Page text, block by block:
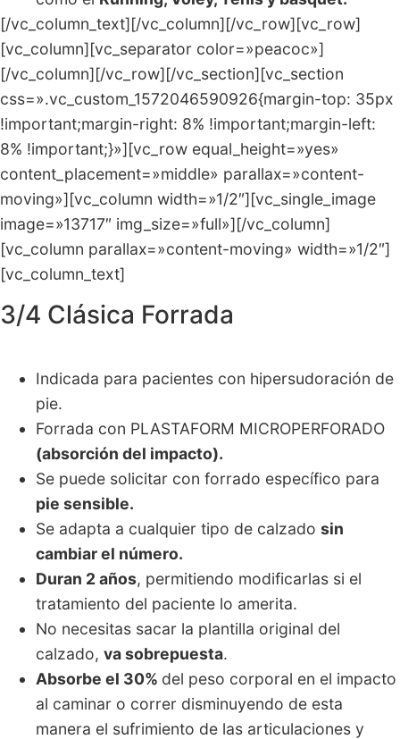
[/vc_column_text][/vc_column][/vc_row][vc_row]
[vc_column][vc_separator color=»peacoc»]
[/vc_column][/vc_row][/vc_section][vc_section
css=».vc_custom_1572046590926{margin-top: 35px
!important;margin-right: 8% !important;margin-left:
8% !important;}»][vc_row equal_height=»yes»
content_placement=»middle» parallax=»content-
moving»][vc_column width=»1/2″][vc_single_image
image=»13717″ img_size=»full»][/vc_column]
[vc_column parallax=»content-moving» width=»1/2″]
[vc_column_text]
3/4 Clásica Forrada
Indicada para pacientes con hipersudoración de
pie.
Forrada con PLASTAFORM MICROPERFORADO
(absorción del impacto).
Se puede solicitar con forrado específico para
pie sensible.
Se adapta a cualquier tipo de calzado sin
cambiar el número.
Duran 2 años, permitiendo modificarlas si el
tratamiento del paciente lo amerita.
No necesitas sacar la plantilla original del
calzado, va sobrepuesta.
Absorbe el 30% del peso corporal en el impacto
al caminar o correr disminuyendo de esta
manera el sufrimiento de las articulaciones y